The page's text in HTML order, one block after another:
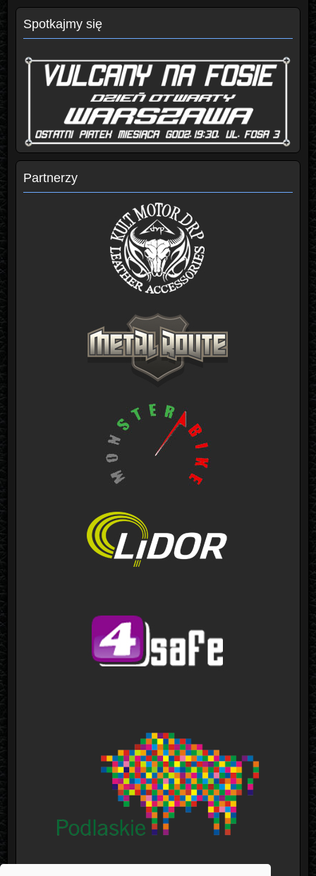
Spotkajmy się
Partnerzy